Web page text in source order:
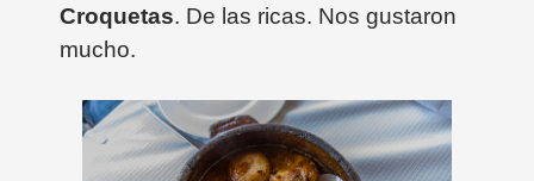
Croquetas. De las ricas. Nos gustaron
mucho.